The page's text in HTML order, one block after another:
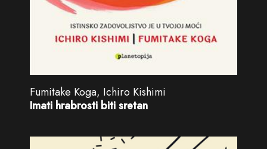
Fumitake Koga, Ichiro Kishimi
Imati hrabrosti biti sretan